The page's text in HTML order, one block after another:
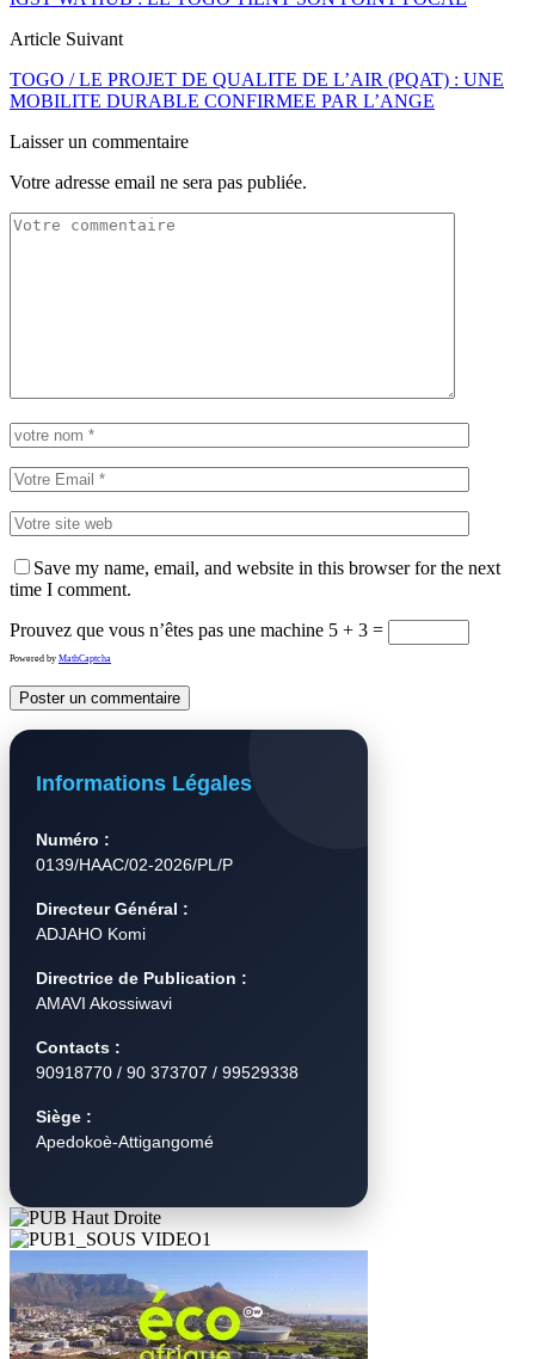
Article Suivant
TOGO / LE PROJET DE QUALITE DE L’AIR (PQAT) : UNE
MOBILITE DURABLE CONFIRMEE PAR L’ANGE
Laisser un commentaire
Votre adresse email ne sera pas publiée.
Save my name, email, and website in this browser for the next
time I comment.
Prouvez que vous n’êtes pas une machine 5 + 3 =
Powered by MathCaptcha
Informations Légales
Numéro :
0139/HAAC/02-2026/PL/P
Directeur Général :
ADJAHO Komi
Directrice de Publication :
AMAVI Akossiwavi
Contacts :
90918770 / 90 373707 / 99529338
Siège :
Apedokoè-Attigangomé